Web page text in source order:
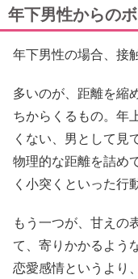
年下男性からの
年下男性の場合、接
多いのが、距離を縮
ちからくるもの。年
くない、男として見
物理的な距離を詰め
く小突くといった行
もう一つが、甘えの
て、寄りかかるよう
恋愛感情というより